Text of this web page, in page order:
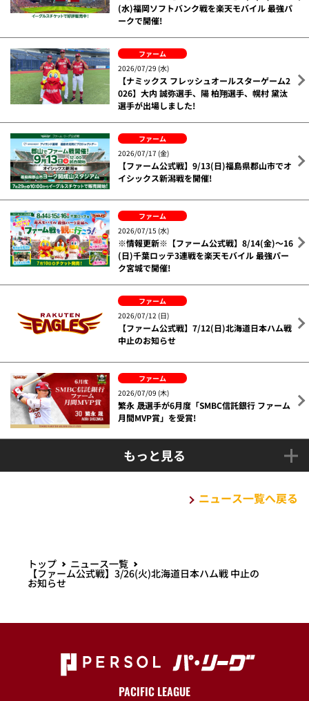
(水)福岡ソフトバンク戦を楽天モバイル 最強パ
ークで開催!
ファーム
2026/07/29 (水)
【ナミックス フレッシュオールスターゲーム2
026】大内 誠弥選手、陽 柏翔選手、幌村 黛汰
選手が出場しました!
ファーム
2026/07/17 (金)
【ファーム公式戦】9/13(日)福島県郡山市でオ
イシックス新潟戦を開催!
ファーム
2026/07/15 (水)
※情報更新※【ファーム公式戦】8/14(金)～16
(日)千葉ロッテ3連戦を楽天モバイル 最強パー
ク宮城で開催!
ファーム
2026/07/12 (日)
【ファーム公式戦】7/12(日)北海道日本ハム戦
中止のお知らせ
ファーム
2026/07/09 (木)
繁永 晟選手が6月度「SMBC信託銀行 ファーム
月間MVP賞」を受賞!
もっと見る
ニュース一覧へ戻る
トップ ニュース一覧
【ファーム公式戦】3/26(火)北海道日本ハム戦 中止の
お知らせ
PACIFIC LEAGUE